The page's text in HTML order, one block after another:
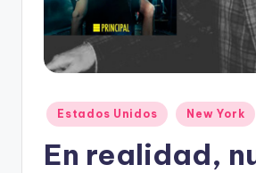
Publicado
en
Estados Unidos New York
En realidad,